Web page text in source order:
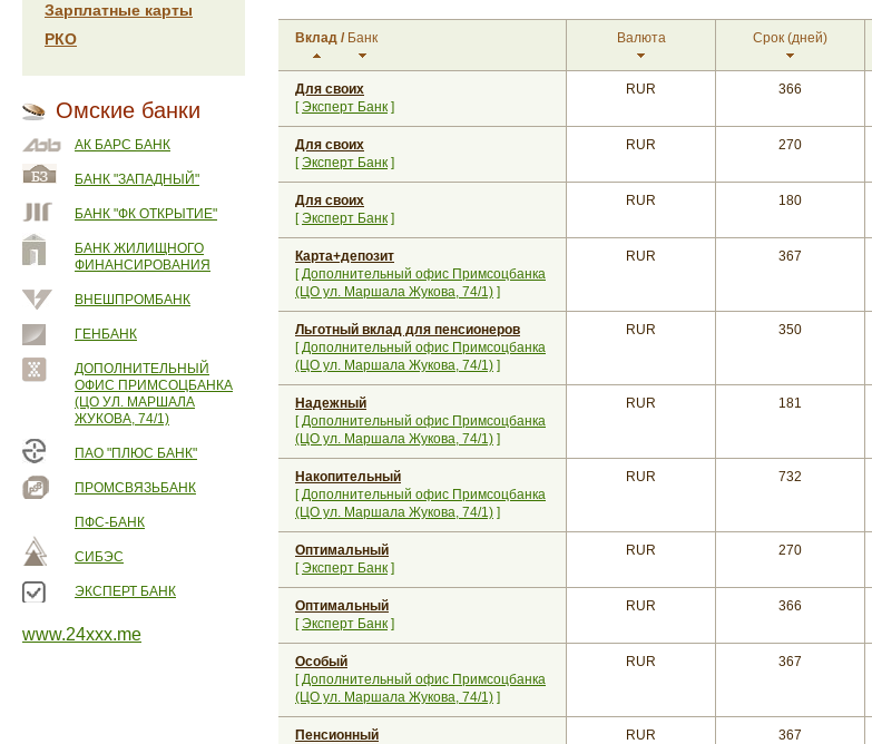
Зарплатные карты
РКО
Омские банки
АК БАРС БАНК
БАНК "ЗАПАДНЫЙ"
БАНК "ФК ОТКРЫТИЕ"
БАНК ЖИЛИЩНОГО
ФИНАНСИРОВАНИЯ
ВНЕШПРОМБАНК
ГЕНБАНК
ДОПОЛНИТЕЛЬНЫЙ
ОФИС ПРИМСОЦБАНКА
(ЦО УЛ. МАРШАЛА
ЖУКОВА, 74/1)
ПАО "ПЛЮС БАНК"
ПРОМСВЯЗЬБАНК
ПФС-БАНК
СИБЭС
ЭКСПЕРТ БАНК
www.24xxx.me
Вклад / Банк Валюта Срок (дней)
Для своих
[Эксперт Банк ]
RUR 366
Для своих
[Эксперт Банк ]
RUR 270
Для своих
[Эксперт Банк ]
RUR 180
Карта+депозит
[Дополнительный офис Примсоцбанка
(ЦО ул. Маршала Жукова, 74/1) ]
RUR 367
Льготный вклад для пенсионеров
[Дополнительный офис Примсоцбанка
(ЦО ул. Маршала Жукова, 74/1) ]
RUR 350
Надежный
[Дополнительный офис Примсоцбанка
(ЦО ул. Маршала Жукова, 74/1) ]
RUR 181
Накопительный
[Дополнительный офис Примсоцбанка
(ЦО ул. Маршала Жукова, 74/1) ]
RUR 732
Оптимальный
[Эксперт Банк ]
RUR 270
Оптимальный
[Эксперт Банк ]
RUR 366
Особый
[Дополнительный офис Примсоцбанка
(ЦО ул. Маршала Жукова, 74/1) ]
RUR 367
Пенсионный
RUR 367